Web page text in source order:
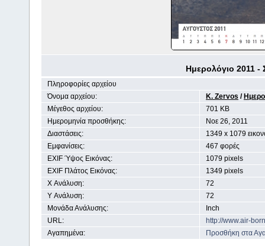
Ημερολόγιο 2011 -
Πληροφορίες αρχείου
Όνομα αρχείου:
K. Zervos /
Μέγεθος αρχείου:
701 KB
Ημερομηνία προσθήκης:
Noε 26, 2011
Διαστάσεις:
1349 x 1079
Εμφανίσεις:
467 φορές
EXIF Ύψος Εικόνας:
1079 pixels
EXIF Πλάτος Εικόνας:
1349 pixels
X Ανάλυση:
72
Y Ανάλυση:
72
Μονάδα Ανάλυσης:
Inch
URL:
http://www.air-
Αγαπημένα:
Προσθήκη στα